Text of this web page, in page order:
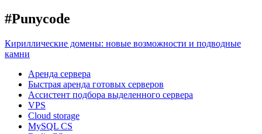
#Punycode
Кириллические домены: новые возможности и подводные
камни
Аренда сервера
Быстрая аренда готовых серверов
Ассистент подбора выделенного сервера
VPS
Cloud storage
MySQL CS